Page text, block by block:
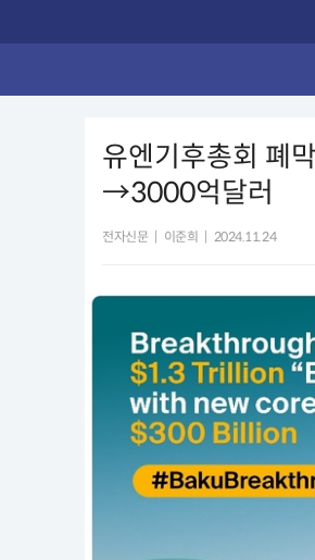
유엔기후총회 폐
→3000억달러
전자신문 이준희 2024.11.24